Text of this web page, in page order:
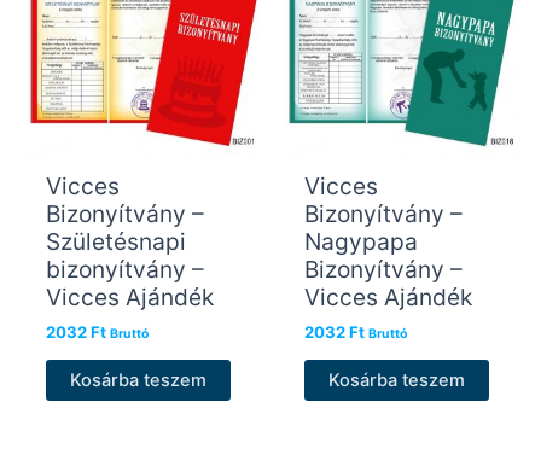
Vicces
Bizonyítvány –
Születésnapi
bizonyítvány –
Vicces Ajándék
2032Ft Bruttó
Kosárba teszem
Vicces
Bizonyítvány –
Nagypapa
Bizonyítvány –
Vicces Ajándék
2032Ft Bruttó
Kosárba teszem